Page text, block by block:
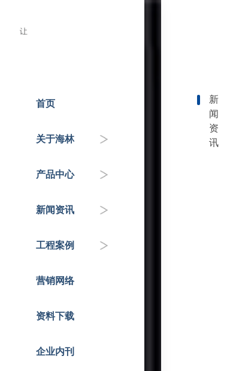
首页
关于海林
产品中心
新闻资讯
工程案例
国家重点工程
营销网络
资料下载
企业内刊
新
闻
资
讯